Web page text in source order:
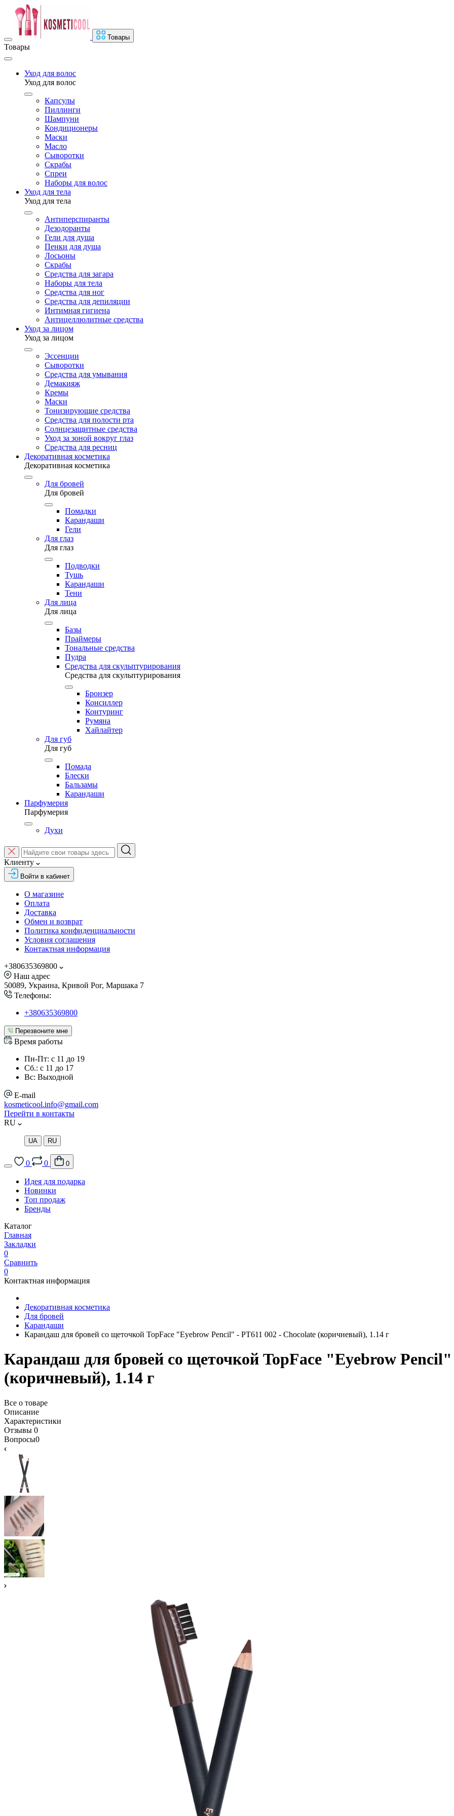
Товары
Товары
Уход для волос
Уход для волос
Капсулы
Пиллинги
Шампуни
Кондиционеры
Маски
Масло
Сыворотки
Скрабы
Спреи
Наборы для волос
Уход для тела
Уход для тела
Антиперспиранты
Дезодоранты
Гели для душа
Пенки для душа
Лосьоны
Скрабы
Средства для загара
Наборы для тела
Средства для ног
Средства для депиляции
Интимная гигиена
Антицеллюлитные средства
Уход за лицом
Уход за лицом
Эссенции
Сыворотки
Средства для умывания
Демакияж
Кремы
Маски
Тонизирующие средства
Средства для полости рта
Солнцезащитные средства
Уход за зоной вокруг глаз
Средства для ресниц
Декоративная косметика
Декоративная косметика
Для бровей
Для бровей
Помадки
Карандаши
Гели
Для глаз
Для глаз
Подводки
Тушь
Карандаши
Тени
Для лица
Для лица
Базы
Праймеры
Тональные средства
Пудра
Средства для скульптурирования
Средства для скульптурирования
Бронзер
Консиллер
Контуринг
Румяна
Хайлайтер
Для губ
Для губ
Помада
Блески
Бальзамы
Карандаши
Парфумерия
Парфумерия
Духи
Клиенту
Войти в кабинет
О магазине
Оплата
Доставка
Обмен и возврат
Политика конфиденциальности
Условия соглашения
Контактная информация
+380635369800
Наш адрес
50089, Украина, Кривой Рог, Маршака 7
Телефоны:
+380635369800
Перезвоните мне
Время работы
Пн-Пт: с 11 до 19
Сб.: с 11 до 17
Вс: Выходной
E-mail
kosmeticool.info@gmail.com
Перейти в контакты
RU
UA RU
0 0 0
Идея для подарка
Новинки
Топ продаж
Бренды
Каталог
Главная
Закладки
0
Сравнить
0
Контактная информация
Декоративная косметика
Для бровей
Карандаши
Карандаш для бровей со щеточкой TopFace "Eyebrow Pencil" - PT611 002 - Chocolate (коричневый), 1.14 г
Карандаш для бровей со щеточкой TopFace "Eyebrow Pencil"
(коричневый), 1.14 г
Все о товаре
Описание
Характеристики
Отзывы 0
Вопросы0